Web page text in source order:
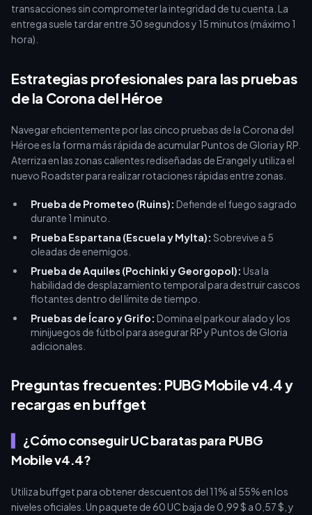
transacciones sin comprometer la integridad de tu cuenta. La
entrega suele tardar entre 30 segundos y 15 minutos (máximo 1
hora).
Estrategias profesionales para las pruebas
de la Corona del Héroe
Navegar eficientemente por las cinco pruebas de la Corona del
Héroe es la forma más rápida de acumular Puntos de Gloria y RP.
Aterriza en las zonas calientes rediseñadas de Erangel y utiliza el
nuevo Roadster para realizar rotaciones rápidas entre zonas.
Prueba de Prometeo (Ruins): Defiende el fuego sagrado
durante 1 minuto.
Prueba Espartana (Escuela y Mylta): Sobrevive a 5
oleadas de enemigos.
Prueba de Aquiles (Pochinki y Georgopol): Usa la
habilidad de desplazamiento temporal para destruir cascos
flotantes dentro del límite de tiempo.
Pruebas de Ícaro y Grifo: Domina el parkour alado y los
minijuegos de fútbol para asegurar RP y Puntos de Gloria
adicionales.
Preguntas frecuentes: PUBG Mobile v4.4 y
recargas en buffget
¿Cómo conseguir UC baratas para PUBG
Mobile v4.4?
Utiliza buffget para obtener descuentos del 11% al 55% en los
niveles oficiales. Un paquete de 60 UC baja de 0,99 $ a 0,57 $, y